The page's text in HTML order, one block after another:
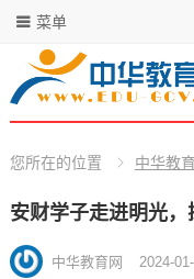
菜单
您所在的位置 中华教
安财学子走进明光
中华教育网 2024-